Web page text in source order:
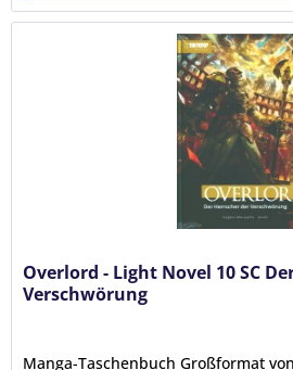
Overlord - Light Novel 10 SC
Verschwörung
Manga-Taschenbuch Großformat